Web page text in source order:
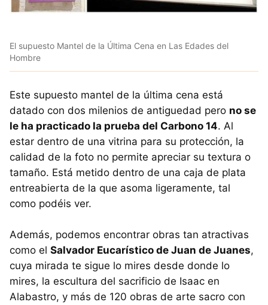
El supuesto Mantel de la Última Cena en Las Edades del
Hombre
Este supuesto mantel de la última cena está
datado con dos milenios de antiguedad pero no se
le ha practicado la prueba del Carbono 14. Al
estar dentro de una vitrina para su protección, la
calidad de la foto no permite apreciar su textura o
tamaño. Está metido dentro de una caja de plata
entreabierta de la que asoma ligeramente, tal
como podéis ver.
Además, podemos encontrar obras tan atractivas
como el Salvador Eucarístico de Juan de Juanes,
cuya mirada te sigue lo mires desde donde lo
mires, la escultura del sacrificio de Isaac en
Alabastro, y más de 120 obras de arte sacro con